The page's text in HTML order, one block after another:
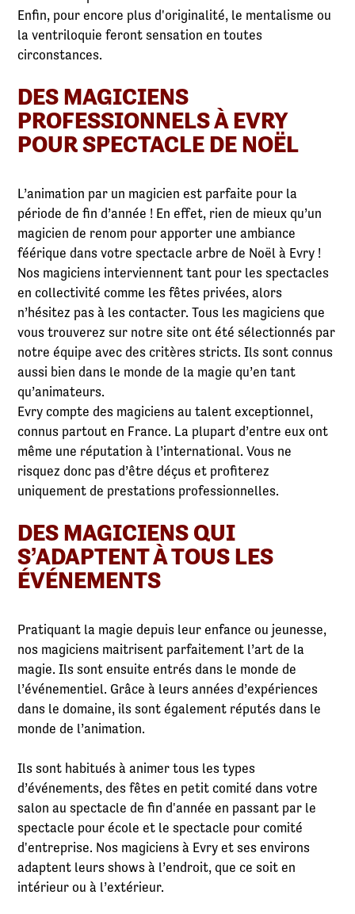
Enfin, pour encore plus d'originalité, le mentalisme ou
la ventriloquie feront sensation en toutes
circonstances.
DES MAGICIENS
PROFESSIONNELS À EVRY
POUR SPECTACLE DE NOËL
L’animation par un magicien est parfaite pour la
période de fin d’année ! En effet, rien de mieux qu’un
magicien de renom pour apporter une ambiance
féérique dans votre spectacle arbre de Noël à Evry !
Nos magiciens interviennent tant pour les spectacles
en collectivité comme les fêtes privées, alors
n’hésitez pas à les contacter. Tous les magiciens que
vous trouverez sur notre site ont été sélectionnés par
notre équipe avec des critères stricts. Ils sont connus
aussi bien dans le monde de la magie qu’en tant
qu’animateurs.
Evry compte des magiciens au talent exceptionnel,
connus partout en France. La plupart d’entre eux ont
même une réputation à l’international. Vous ne
risquez donc pas d’être déçus et profiterez
uniquement de prestations professionnelles.
DES MAGICIENS QUI
S’ADAPTENT À TOUS LES
ÉVÉNEMENTS
Pratiquant la magie depuis leur enfance ou jeunesse,
nos magiciens maitrisent parfaitement l’art de la
magie. Ils sont ensuite entrés dans le monde de
l’événementiel. Grâce à leurs années d’expériences
dans le domaine, ils sont également réputés dans le
monde de l’animation.
Ils sont habitués à animer tous les types
d’événements, des fêtes en petit comité dans votre
salon au spectacle de fin d'année en passant par le
spectacle pour école et le spectacle pour comité
d'entreprise. Nos magiciens à Evry et ses environs
adaptent leurs shows à l’endroit, que ce soit en
intérieur ou à l’extérieur.